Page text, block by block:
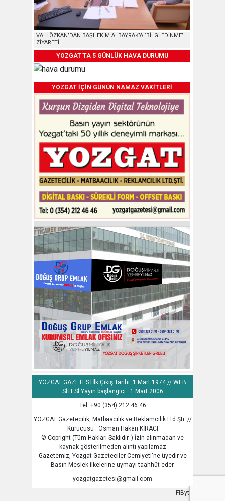
VALİ ÖZKAN’DAN BAŞHEKİM ALBAYRAK’A ‘BİLGİ EDİNME’
ZİYARETİ
YOZGAT'TA 5 GÜNLÜK HAVA DURUMU
YOZGAT İÇİN GÜNÜN NAMAZ VAKİTLERİ
YOZGAT GAZETESİ İlk Çıkış Tarihi: 1 Mart 1974 // WEB
SİTESİ Yayın başlangıcı : 1 Mart 2006
Tel: +90 (354) 212 46 46
YOZGAT Gazetecilik, Matbaacılık ve Reklamcılık Ltd.Şti. //
Kurucusu : Osman Hakan KİRACI
© Copright (Tüm Hakları Saklıdır. ) İzin alınmadan ve
kaynak gösterilmeden alıntı yapılamaz
Gazetemiz, Yozgat Gazeteciler Cemiyeti'ne üyedir ve
Basın Meslek ilkelerine uymayı taahhüt eder.
yozgatgazetesi@gmail.com
FiByte